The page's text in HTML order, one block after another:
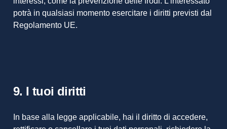
potrà in qualsiasi momento esercitare i diritti previsti dal
Regolamento UE.
9. I tuoi diritti
In base alla legge applicabile, hai il diritto di accedere,